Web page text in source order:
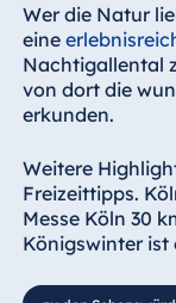
Wer die Natur
eine
Nachtigallental
von dort die
erkunden.
Weitere
Freizeittipps.
Messe Köln 30
Königswinter ist